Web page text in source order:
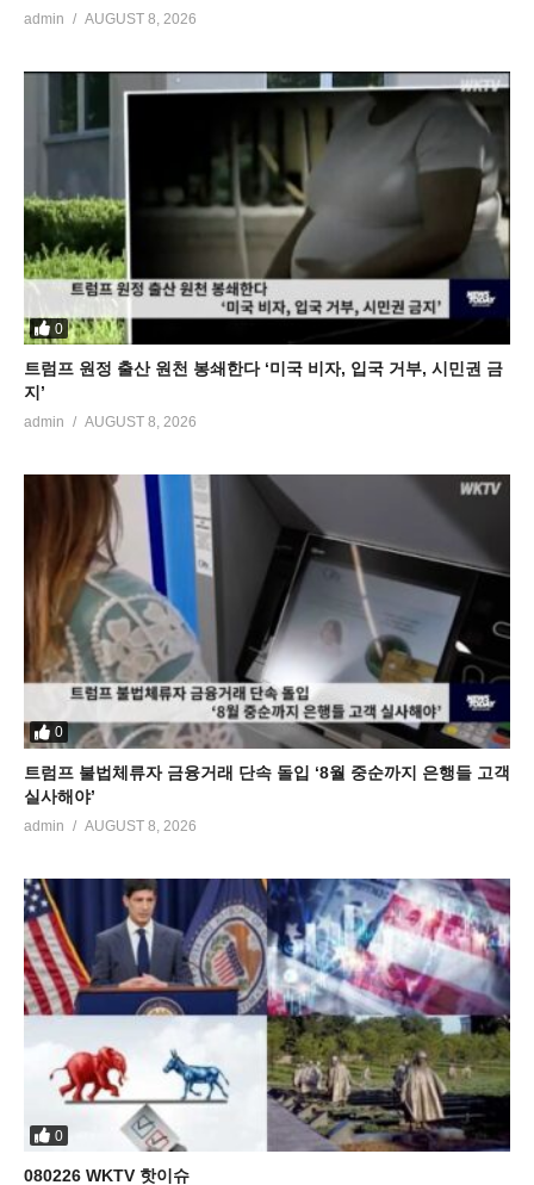
admin AUGUST 8, 2026
0
트럼프 원정 출산 원천 봉쇄한다 ‘미국 비자, 입국 거부, 시민권 금
지’
admin AUGUST 8, 2026
0
트럼프 불법체류자 금융거래 단속 돌입 ‘8월 중순까지 은행들 고객
실사해야’
admin AUGUST 8, 2026
0
080226 WKTV 핫이슈